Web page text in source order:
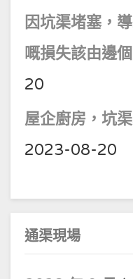
因坑渠堵塞，
嘅損失該由邊
20
屋企廚房，坑
2023-08-20
通渠現場